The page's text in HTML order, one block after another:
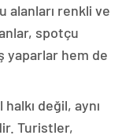
alanları renkli ve
spotçu
yaparlar hem de
değil, aynı
Turistler,